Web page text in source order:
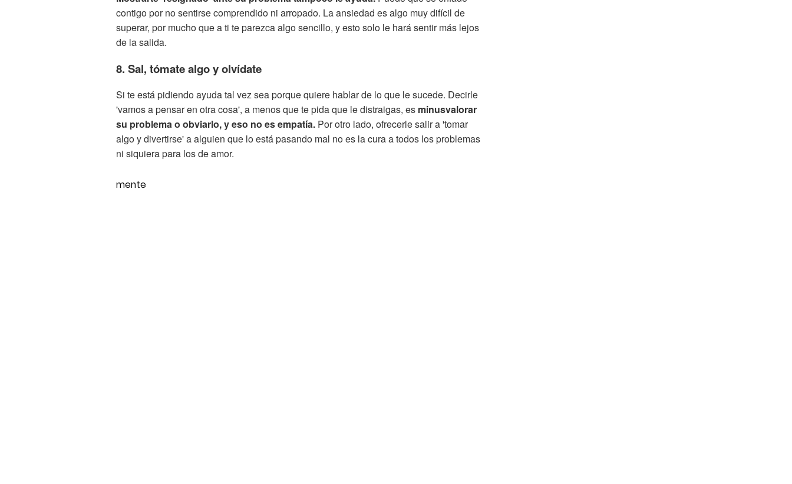
contigo por no sentirse comprendido ni arropado. La ansiedad es algo muy difícil de
superar, por mucho que a ti te parezca algo sencillo, y esto solo le hará sentir más lejos
de la salida.
8. Sal, tómate algo y olvídate
Si te está pidiendo ayuda tal vez sea porque quiere hablar de lo que le sucede. Decirle
'vamos a pensar en otra cosa', a menos que te pida que le distraigas, es minusvalorar
su problema o obviarlo, y eso no es empatía. Por otro lado, ofrecerle salir a 'tomar
algo y divertirse' a alguien que lo está pasando mal no es la cura a todos los problemas
ni siquiera para los de amor.
mente